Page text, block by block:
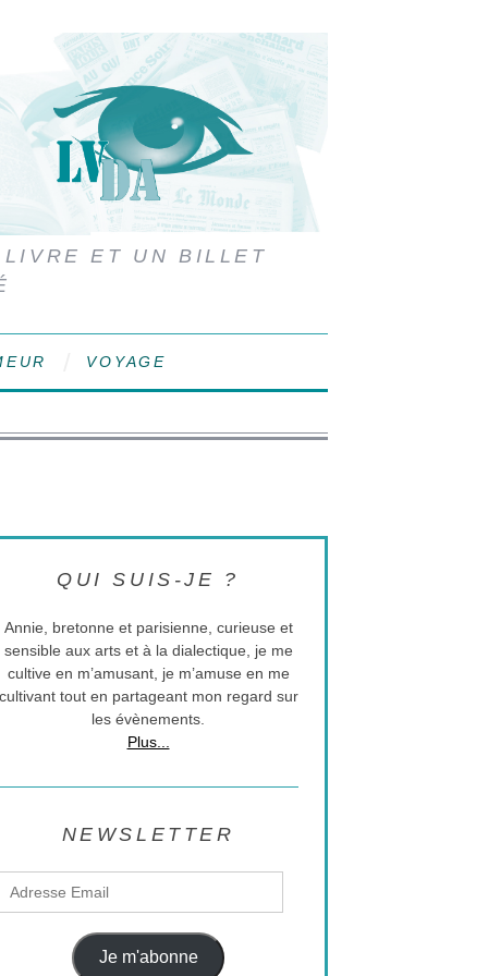
ET UN BILLET
VOYAGE
QUI SUIS-JE ?
Annie, bretonne et parisienne, curieuse et
sensible aux arts et à la dialectique, je me
cultive en m’amusant, je m’amuse en me
cultivant tout en partageant mon regard sur
les évènements.
Plus...
NEWSLETTER
Je m'abonne